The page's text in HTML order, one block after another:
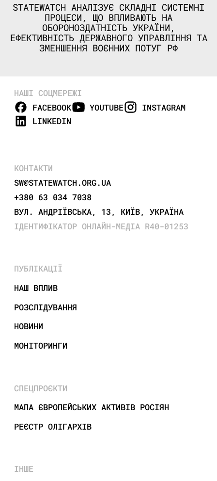
STATEWATCH АНАЛІЗУЄ СКЛАДНІ СИСТЕМНІ
ПРОЦЕСИ, ЩО ВПЛИВАЮТЬ НА
ОБОРОНОЗДАТНІСТЬ УКРАЇНИ,
ЕФЕКТИВНІСТЬ ДЕРЖАВНОГО УПРАВЛІННЯ ТА
ЗМЕНШЕННЯ ВОЄННИХ ПОТУГ РФ
НАШІ СОЦМЕРЕЖІ
FACEBOOK
YOUTUBE
INSTAGRAM
LINKEDIN
КОНТАКТИ
SW@STATEWATCH.ORG.UA
+380 63 034 7038
ВУЛ. АНДРІЇВСЬКА, 13, КИЇВ, УКРАЇНА
ІДЕНТИФІКАТОР ОНЛАЙН-МЕДІА R40-01253
ПУБЛІКАЦІЇ
НАШ ВПЛИВ
РОЗСЛІДУВАННЯ
НОВИНИ
МОНІТОРИНГИ
СПЕЦПРОЄКТИ
МАПА ЄВРОПЕЙСЬКИХ АКТИВІВ РОСІЯН
РЕЄСТР ОЛІГАРХІВ
ІНШЕ